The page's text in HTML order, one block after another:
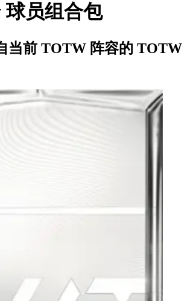
球员组合包
当前 TOTW 阵容的 TOTW